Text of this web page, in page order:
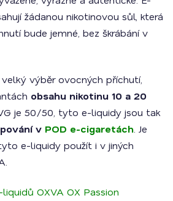
žádanou nikotinovou sůl, která
bude jemné, bez škrábání v
výběr ovocných příchutí,
obsahu nikotinu 10 a 20
je 50/50, tyto e-liquidy jsou tak
v POD e-cigaretách . Je
e-liquidy použít i v jiných
OXVA OX Passion